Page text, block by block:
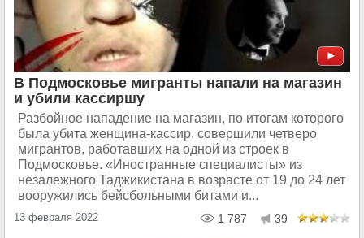
В Подмосковье мигранты напали на магазин
и убили кассиршу
Разбойное нападение на магазин, по итогам которого
была убита женщина-кассир, совершили четверо
мигрантов, работавших на одной из строек в
Подмосковье. «Иностранные специалисты» из
незалежного Таджикистана в возрасте от 19 до 24 лет
вооружились бейсбольными битами и...
13 февраля 2022 1 787 39